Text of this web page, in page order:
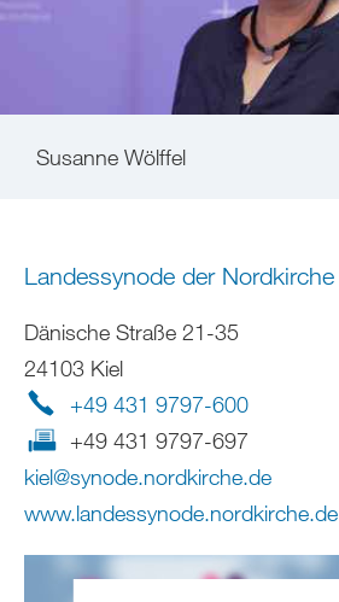
Susanne Wölffel
Landessynode der Nordkirche
Dänische Straße 21-35
24103 Kiel
+49 431 9797-600
+49 431 9797-697
kiel@synode.nordkirche.de
www.landessynode.nordkirche.de